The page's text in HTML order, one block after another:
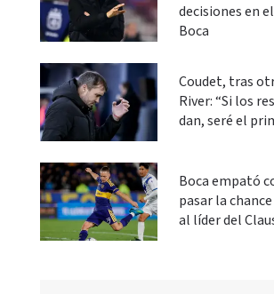
decisiones en
Boca
Coudet, tras
River: “Si los
dan, seré el
Boca empató
pasar la
al líder del